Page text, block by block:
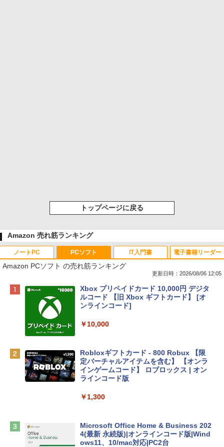
トップページに戻る
Amazon 売れ筋ランキング
ノートPC
Apple 2026 MacBook Neo A18 Proチッ
プ搭載13インチノートブック：AIとAppl
e Intelligenceのために設計、Liquid Ret
リ、512GB SSDストレージ、1080p Fac
￥137,800
ンケース Dell NEC Lavie ASUS HP dyna
￥2,952
PCソフト
Amazon PCソフト の売れ筋ランキング
更新日時：2026/08/06 12:05
Xbox プリペイドカード 10,000円 デジタ
ルコード 【旧 Xbox ギフトカード】 [オ
ンラインコード]
￥10,000
Robloxギフトカード - 800 Robux 【限
定バーチャルアイテムを含む】 【オンラ
インゲームコード】 ロブロックス | オン
ラインコード版
￥1,300
Microsoft Office Home & Business 202
4(最新 永続版)|オンラインコード版|Wind
ows11、10/mac対応|PC2台
IT入門書 電子書籍リーダー